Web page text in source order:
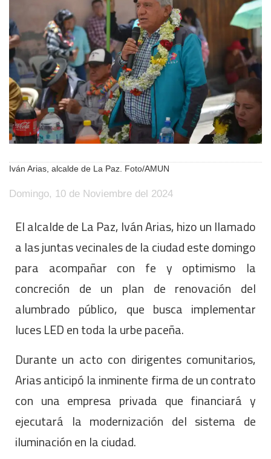
Iván Arias, alcalde de La Paz. Foto/AMUN
Domingo, 10 de Noviembre del 2024
El alcalde de La Paz, Iván Arias, hizo un llamado
a las juntas vecinales de la ciudad este domingo
para acompañar con fe y optimismo la
concreción de un plan de renovación del
alumbrado público, que busca implementar
luces LED en toda la urbe paceña.
Durante un acto con dirigentes comunitarios,
Arias anticipó la inminente firma de un contrato
con una empresa privada que financiará y
ejecutará la modernización del sistema de
iluminación en la ciudad.